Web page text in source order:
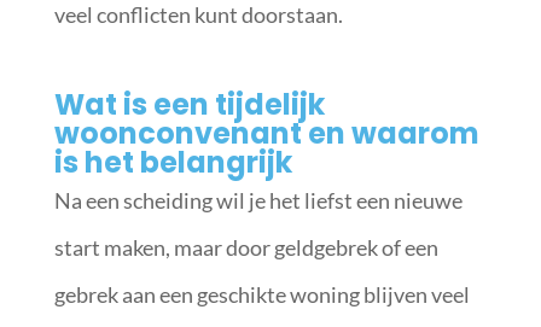
veel conflicten kunt doorstaan.
Wat is een tijdelijk
woonconvenant en waarom
is het belangrijk
Na een scheiding wil je het liefst een nieuwe
start maken, maar door geldgebrek of een
gebrek aan een geschikte woning blijven veel